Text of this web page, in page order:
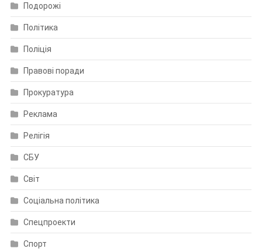
Подорожі
Політика
Поліція
Правові поради
Прокуратура
Реклама
Релігія
СБУ
Світ
Соціальна політика
Спецпроекти
Спорт